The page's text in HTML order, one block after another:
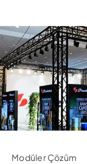
Modüler Çözüm